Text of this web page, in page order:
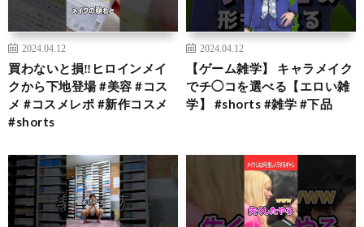
2024.04.12
買わないと損‼️ヒロインメイ
クから下地登場 #美容 #コス
メ #コスメレポ #新作コスメ
#shorts
2024.04.12
【ゲーム雑学】 キャラメイク
でチ◯コを選べる【エロい雑
学】 #shorts #雑学 #下品